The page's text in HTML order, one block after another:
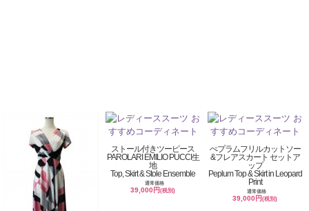
ストール付きツーピース
PAROLARI EMILIO PUCCI生
地
Top, Skirt & Stole Ensemble
通常価格
39,000円(税別)
ぺプラムフリルカットソー
&フレアスカート セットア
ップ
Peplum Top & Skirt in Leopard
Print
通常価格
39,000円(税別)